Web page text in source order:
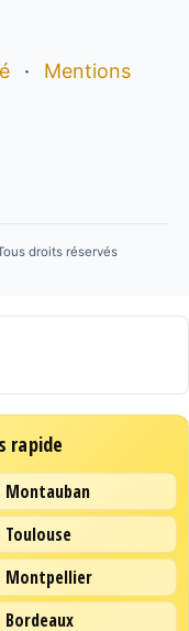
·
Mentions
droits réservés
rapide
Montpellier